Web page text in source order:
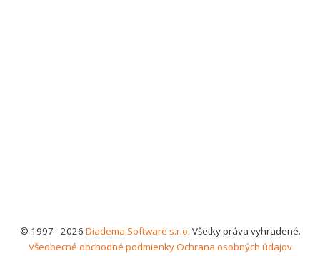
© 1997 - 2026 Diadema Software s.r.o. Všetky práva vyhradené.
Všeobecné obchodné podmienkyOchrana osobných údajov